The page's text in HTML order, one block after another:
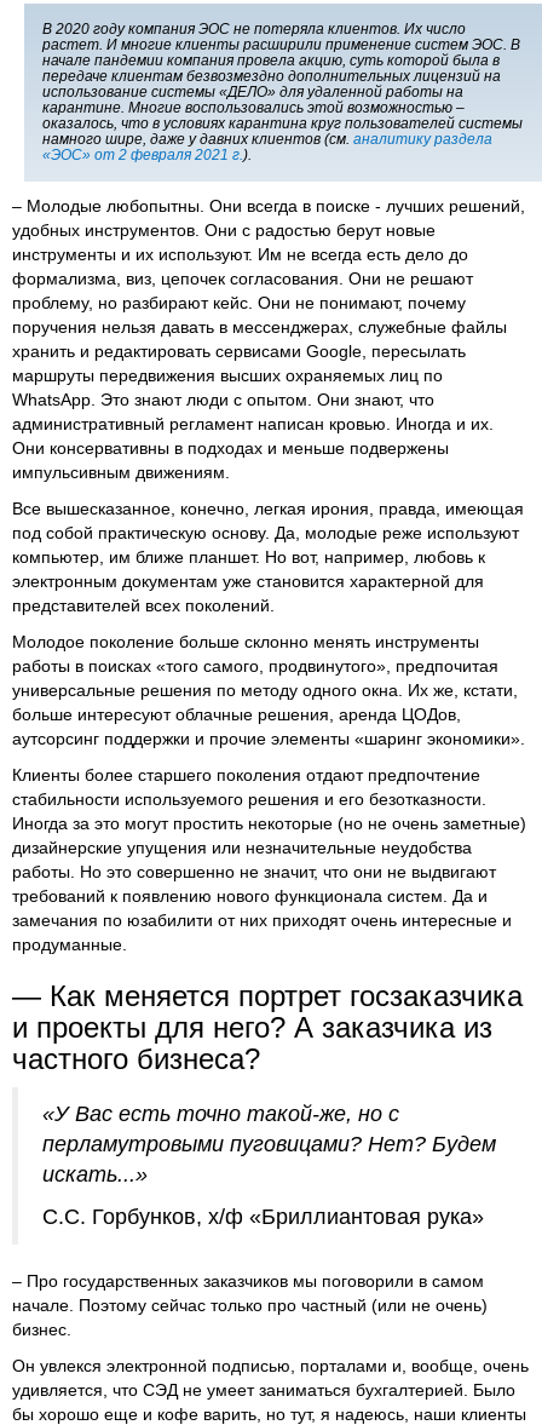
В 2020 году компания ЭОС не потеряла клиентов. Их число
растет. И многие клиенты расширили применение систем ЭОС. В
начале пандемии компания провела акцию, суть которой была в
передаче клиентам безвозмездно дополнительных лицензий на
использование системы «ДЕЛО» для удаленной работы на
карантине. Многие воспользовались этой возможностью –
оказалось, что в условиях карантина круг пользователей системы
намного шире, даже у давних клиентов (см. аналитику раздела
«ЭОС» от 2 февраля 2021 г. ).
– Молодые любопытны. Они всегда в поиске - лучших решений,
удобных инструментов. Они с радостью берут новые
инструменты и их используют. Им не всегда есть дело до
формализма, виз, цепочек согласования. Они не решают
проблему, но разбирают кейс. Они не понимают, почему
поручения нельзя давать в мессенджерах, служебные файлы
хранить и редактировать сервисами Google, пересылать
маршруты передвижения высших охраняемых лиц по
WhatsApp. Это знают люди с опытом. Они знают, что
административный регламент написан кровью. Иногда и их.
Они консервативны в подходах и меньше подвержены
импульсивным движениям.
Все вышесказанное, конечно, легкая ирония, правда, имеющая
под собой практическую основу. Да, молодые реже используют
компьютер, им ближе планшет. Но вот, например, любовь к
электронным документам уже становится характерной для
представителей всех поколений.
Молодое поколение больше склонно менять инструменты
работы в поисках «того самого, продвинутого», предпочитая
универсальные решения по методу одного окна. Их же, кстати,
больше интересуют облачные решения, аренда ЦОДов,
аутсорсинг поддержки и прочие элементы «шаринг экономики».
Клиенты более старшего поколения отдают предпочтение
стабильности используемого решения и его безотказности.
Иногда за это могут простить некоторые (но не очень заметные)
дизайнерские упущения или незначительные неудобства
работы. Но это совершенно не значит, что они не выдвигают
требований к появлению нового функционала систем. Да и
замечания по юзабилити от них приходят очень интересные и
продуманные.
— Как меняется портрет госзаказчика
и проекты для него? А заказчика из
частного бизнеса?
«У Вас есть точно такой-же, но с
перламутровыми пуговицами? Нет? Будем
искать...»
С.С. Горбунков, х/ф «Бриллиантовая рука»
– Про государственных заказчиков мы поговорили в самом
начале. Поэтому сейчас только про частный (или не очень)
бизнес.
Он увлекся электронной подписью, порталами и, вообще, очень
удивляется, что СЭД не умеет заниматься бухгалтерией. Было
бы хорошо еще и кофе варить, но тут, я надеюсь, наши клиенты